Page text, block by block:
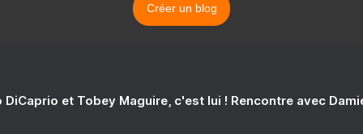
Créer un blog
DiCaprio et Tobey Maguire, c'est lui ! Rencontre avec